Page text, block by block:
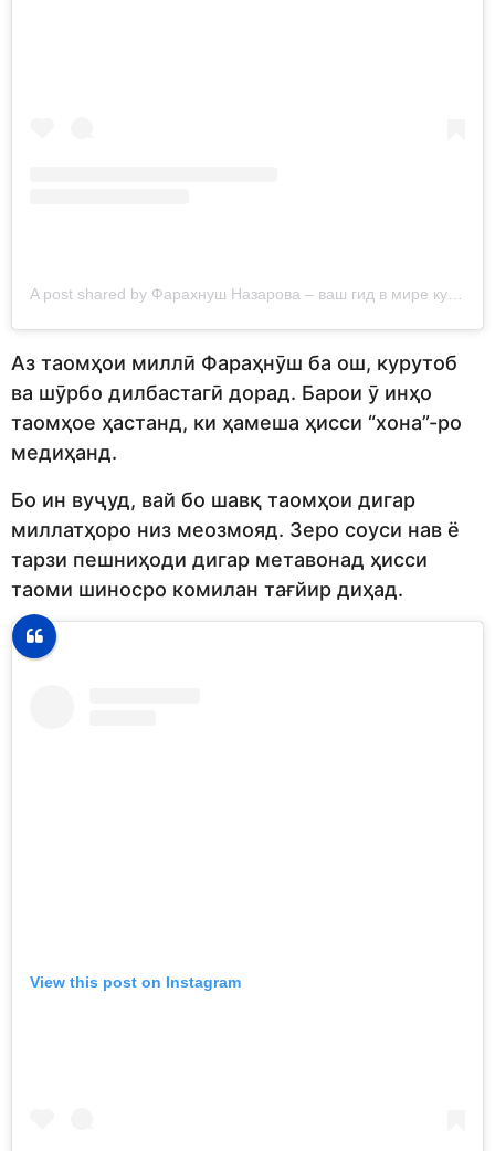
A post shared by Фарахнуш Назарова – ваш гид в мире кулинарии (@faramateo.food.blog)
Аз таомҳои миллӣ Фараҳнӯш ба ош, курутоб
ва шӯрбо дилбастагӣ дорад. Барои ӯ инҳо
таомҳое ҳастанд, ки ҳамеша ҳисси “хона”-ро
медиҳанд.
Бо ин вуҷуд, вай бо шавқ таомҳои дигар
миллатҳоро низ меозмояд. Зеро соуси нав ё
тарзи пешниҳоди дигар метавонад ҳисси
таоми шиносро комилан тағйир диҳад.
View this post on Instagram